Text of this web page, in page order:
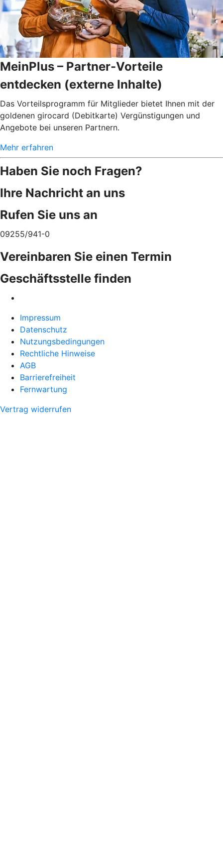
MeinPlus – Partner-Vorteile
entdecken (externe Inhalte)
Das Vorteilsprogramm für Mitglieder bietet Ihnen mit der
goldenen girocard (Debitkarte) Vergünstigungen und
Angebote bei unseren Partnern.
Mehr erfahren
Haben Sie noch Fragen?
Ihre Nachricht an uns
Rufen Sie uns an
09255/941-0
Vereinbaren Sie einen Termin
Geschäftsstelle finden
Impressum
Datenschutz
Nutzungsbedingungen
Rechtliche Hinweise
AGB
Barrierefreiheit
Fernwartung
Vertrag widerrufen